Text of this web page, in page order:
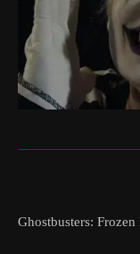
Ghostbusters: